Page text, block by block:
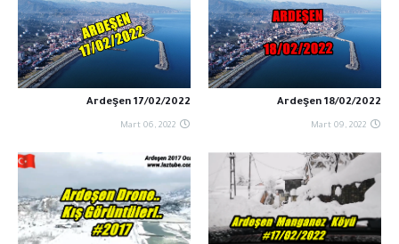
18/02/2022 Ardeşen
Mart 09, 2022
17/02/2022 Ardeşen
Mart 06, 2022